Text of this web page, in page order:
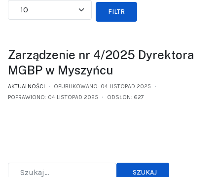
FILTR
Zarządzenie nr 4/2025 Dyrektora
MGBP w Myszyńcu
AKTUALNOŚCI
OPUBLIKOWANO: 04 LISTOPAD 2025
POPRAWIONO: 04 LISTOPAD 2025
ODSŁON: 627
SZUKAJ